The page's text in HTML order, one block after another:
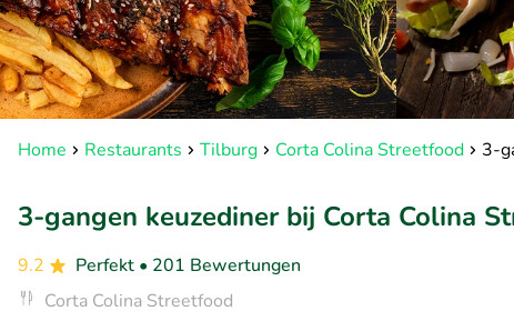
Home Restaurants Tilburg Corta Colina Streetfood 3-
3-gangen keuzediner bij Corta Colina
9.2 Perfekt • 201 Bewertungen
Corta Colina Streetfood